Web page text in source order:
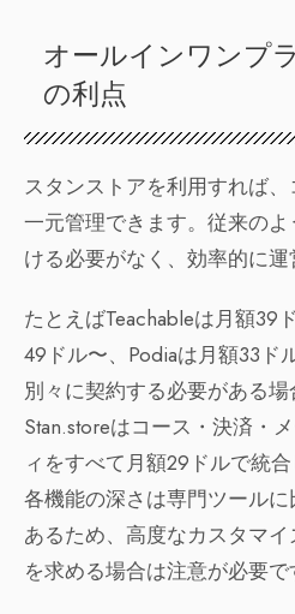
オールインワンプ
の利点
スタンストアを利用すれば
一元管理できます。従来の
ける必要がなく、効率的に運
たとえばTeachableは月額39
49ドル〜、Podiaは月額33ド
別々に契約する必要がある場
Stan.storeはコース・決済・
ィをすべて月額29ドルで統合
各機能の深さは専門ツール
あるため、高度なカスタマ
を求める場合は注意が必要で